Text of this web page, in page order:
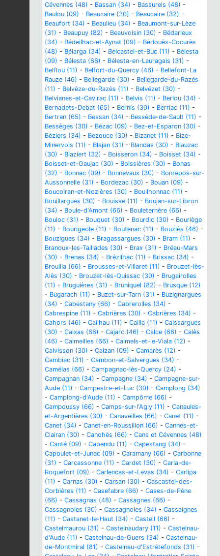
Cévennes (48) - Bassan (34) - Bassurels (48) -
Baulou (09) - Beaucaire (30) - Beaucaire (32) -
Beaufort (34) - Beaulieu (34) - Beaumont-sur-Lèze
(31) - Beaupuy (82) - Beauvoisin (30) - Bédarieux
(34) - Bédeilhac-et-Aynat (09) - Bédouès-Cocurès
(48) - Bélarga (34) - Belcastel-et-Buc (11) - Bélesta
(09) - Bélesta (66) - Bélesta-en-Lauragais (31) -
Belflou (11) - Belfort-du-Quercy (46) - Bellefont-La
Rauze (46) - Bellegarde (30) - Bellegarde-du-Razès
(11) - Belvèze-du-Razès (11) - Belvézet (30) -
Belvianes-et-Cavirac (11) - Belvis (11) - Berlou (34) -
Bernadets-Debat (65) - Bernis (30) - Berriac (11) -
Bertren (65) - Bessan (34) - Bessède-de-Sault (11) -
Bessèges (30) - Bézac (09) - Bez-et-Esparon (30) -
Béziers (34) - Bezouce (30) - Bizanet (11) - Bize-
Minervois (11) - Blajan (31) - Blandas (30) - Blauzac
(30) - Blaziert (32) - Boisseron (34) - Boisset (34) -
Boisset-et-Gaujac (30) - Boissières (30) - Bonas
(32) - Bonnac (09) - Bonnevaux (30) - Bonrepos-sur-
Aussonnelle (31) - Bordezac (30) - Bouan (09) -
Boucoiran-et-Nozières (30) - Bouilhonnac (11) -
Bouillargues (30) - Bouisse (11) - Boujan-sur-Libron
(34) - Boule-d'Amont (66) - Bouleternère (66) -
Bouloc (31) - Bouquet (30) - Bourdic (30) - Bouriège
(11) - Bourigeole (11) - Boutenac (11) - Bouziès (46) -
Bouzigues (34) - Bragassargues (30) - Bram (11) -
Branoux-les-Taillades (30) - Brax (31) - Bréau-Mars
(30) - Brenas (34) - Brézilhac (11) - Brissac (34) -
Brouilla (66) - Brousses-et-Villaret (11) - Brouzet-lès-
Alès (30) - Brouzet-lès-Quissac (30) - Brugairolles
(11) - Bruguières (31) - Bruniquel (82) - Brusque (12)
- Bugarach (11) - Buzet-sur-Tarn (31) - Buzignargues
(34) - Cabestany (66) - Cabrerolles (34) -
Cabrespine (11) - Cabrières (30) - Cabrières (34) -
Cahors (46) - Cailhau (11) - Cailla (11) - Caissargues
(30) - Caixas (66) - Cajarc (46) - Calce (66) - Calès
(46) - Calmeilles (66) - Calmels-et-le-Viala (12) -
Calvisson (30) - Calzan (09) - Camarès (12) -
Cambiac (31) - Cambon-et-Salvergues (34) -
Camélas (66) - Campagnac-lès-Quercy (24) -
Campagnan (34) - Campagne (34) - Campagne-sur-
Aude (11) - Campestre-et-Luc (30) - Camplong (34)
- Camplong-d'Aude (11) - Campôme (66) -
Campoussy (66) - Camps-sur-l'Agly (11) - Canaules-
et-Argentières (30) - Canaveilles (66) - Canet (11) -
Canet (34) - Canet-en-Roussillon (66) - Cannes-et-
Clairan (30) - Canohès (66) - Cans et Cévennes (48)
- Canté (09) - Capendu (11) - Capestang (34) -
Capoulet-et-Junac (09) - Caramany (66) - Carbonne
(31) - Carcassonne (11) - Cardet (30) - Carla-de-
Roquefort (09) - Carlencas-et-Levas (34) - Carlipa
(11) - Carnas (30) - Carsan (30) - Cascastel-des-
Corbières (11) - Casefabre (66) - Cases-de-Pène
(66) - Cassagnas (48) - Cassagnes (66) -
Cassagnoles (30) - Cassagnoles (34) - Cassaignes
(11) - Castanet-le-Haut (34) - Casteil (66) -
Castelmaurou (31) - Castelnaudary (11) - Castelnau-
d'Aude (11) - Castelnau-de-Guers (34) - Castelnau-
de-Montmiral (81) - Castelnau-d'Estrétefonds (31) -